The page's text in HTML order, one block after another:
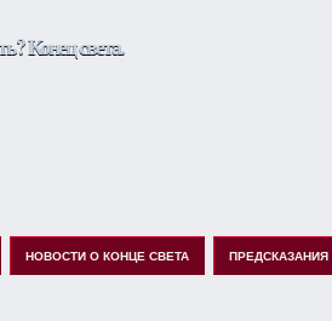
Конец света.
НОВОСТИ О КОНЦЕ СВЕТА ПРЕДСКАЗАНИЯ